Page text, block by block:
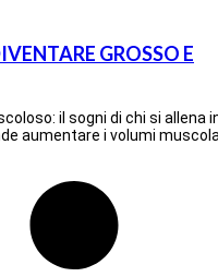
GROSSO E
il sogni di chi si allena
aumentare i volumi